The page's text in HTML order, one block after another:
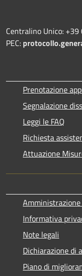
Centralino Unico:
PEC:
Prenotazione
Segnalazione
Leggi le FAQ
Richiesta
Attuazione
Informativa
Note legali
Dichiarazione di
Piano di